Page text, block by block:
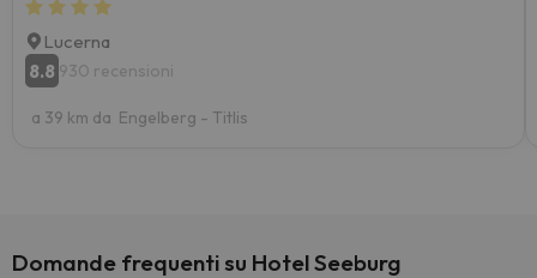
Lucerna
8.8 930 recensioni
a 39 km da Engelberg - Titlis
Domande frequenti su Hotel Seeburg